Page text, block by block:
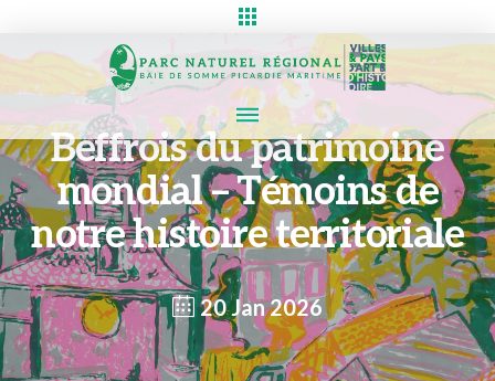
Beffrois du patrimoine
mondial – Témoins de
notre histoire territoriale
20 Jan 2026